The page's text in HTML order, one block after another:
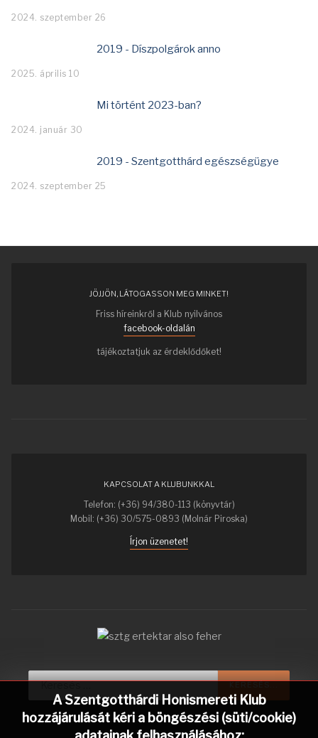
2024. szeptember 26
2019 - Díszpolgárok anno
2025. április 10
Mi történt 2023-ban?
2024. január 30
2019 - Szentgotthárd egészségügye
2024. szeptember 25
A Szentgotthárdi Honismereti Klub
hozzájárulását kéri a böngészési (süti/cookie)
JÖJJÖN, LÁTOGASSON MEG MINKET!
Friss híreinkről a Klub nyilvános
facebook-oldalán
tájékoztatjuk az érdeklődőket!
KAPCSOLAT A KLUBUNKKAL
Telefon: (+36) 94/380-113 (könyvtár)
Mobil: (+36) 30/575-0893 (Molnár Piroska)
Írjon üzenetet!
Keresés...